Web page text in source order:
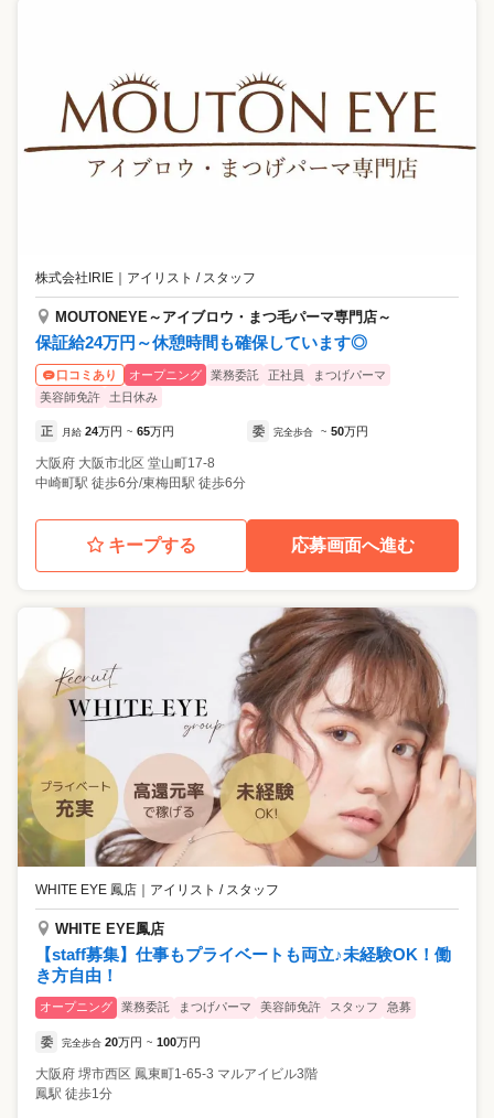
株式会社IRIE アイリスト / スタッフ
MOUTONEYE～アイブロウ・まつ毛パーマ専門店～
保証給24万円～休憩時間も確保しています◎
口コミあり オープニング 業務委託 正社員
まつげパーマ
美容師免許
土日休み
正 月給 24万円 ~ 65万円 委 完全歩合 ~ 50万円
大阪府 大阪市北区 堂山町17-8
中崎町駅 徒歩6分/東梅田駅 徒歩6分
キープする 応募画面へ進む
WHITE EYE 鳳店 ｜ アイリスト / スタッフ
WHITE EYE鳳店
【staff募集】仕事もプライベートも両立♪未経験OK！働
き方自由！
オープニング 業務委託 まつげパーマ 美容師免許 スタッフ 急募
委 完全歩合 20万円 ~ 100万円
大阪府 堺市西区 鳳東町1-65-3 マルアイビル3階
鳳駅 徒歩1分